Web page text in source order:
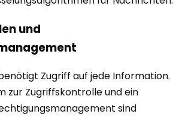
und
Zugriff auf jede Information.
zur Zugriffskontrolle und ein
sind